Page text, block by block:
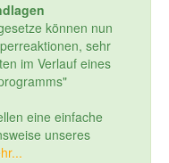
können nun
sehr
im Verlauf eines
eine einfache
unseres